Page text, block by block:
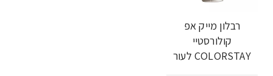
רבלון מייק אפ
קולורסטיי
COLORSTAY לעור